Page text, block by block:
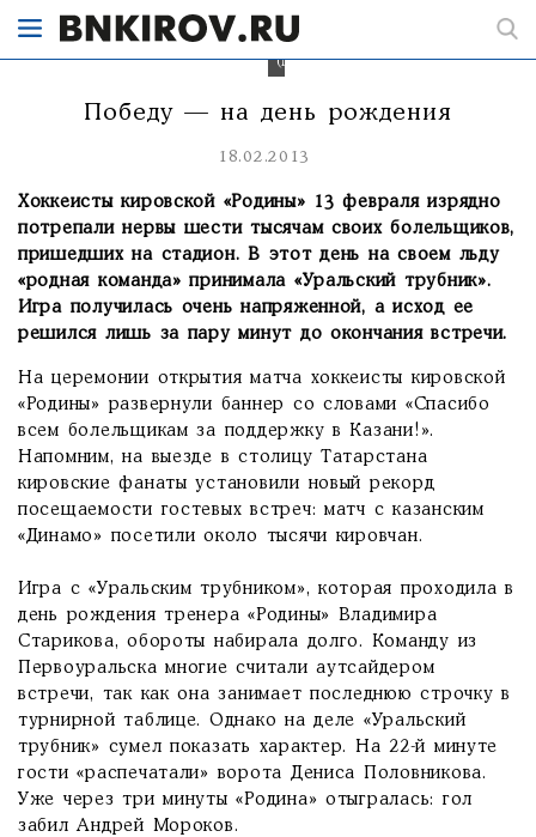
Ларионов
(№21)
Победу — на день рождения
18.02.2013
Хоккеисты кировской «Родины» 13 февраля изрядно
потрепали нервы шести тысячам своих болельщиков,
пришедших на стадион. В этот день на своем льду
«родная команда» принимала «Уральский трубник».
Игра получилась очень напряженной, а исход ее
решился лишь за пару минут до окончания встречи.
На церемонии открытия матча хоккеисты кировской
«Родины» развернули баннер со словами «Спасибо
всем болельщикам за поддержку в Казани!».
Напомним, на выезде в столицу Татарстана
кировские фанаты установили новый рекорд
посещаемости гостевых встреч: матч с казанским
«Динамо» посетили около тысячи кировчан.
Игра с «Уральским трубником», которая проходила в
день рождения тренера «Родины» Владимира
Старикова, обороты набирала долго. Команду из
Первоуральска многие считали аутсайдером
встречи, так как она занимает последнюю строчку в
турнирной таблице. Однако на деле «Уральский
трубник» сумел показать характер. На 22-й минуте
гости «распечатали» ворота Дениса Половникова.
Уже через три минуты «Родина» отыгралась: гол
забил Андрей Мороков.